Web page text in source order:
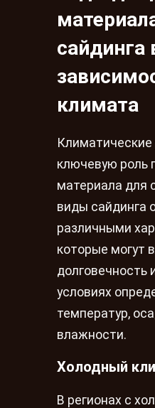
сайдинга
климата
Климатические
ключевую роль
материала для
виды сайдинга
различными
которые могут
долговечность
условиях
температур,
влажности.
Холодный
В регионах с